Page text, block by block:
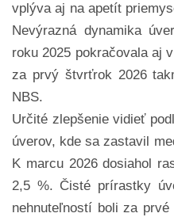
vplýva aj na apetít
Nevýrazná dynamika
roku 2025 pokračovala aj
za prvý štvrťrok 2026
NBS.
Určité zlepšenie vidieť
úverov, kde sa zastavil
K marcu 2026 dosiahol
2,5 %. Čisté prírastky
nehnuteľností boli za